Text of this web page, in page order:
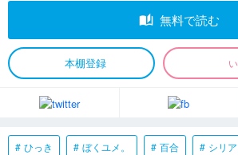
auto_stories 無料で読む
本棚登録
ひっき ぼくユメ。 百合 シリ